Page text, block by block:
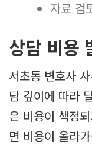
자료 검
상담 비용
서초동 변호사
담 깊이에 따라
은 비용이 책정
면 비용이 올라